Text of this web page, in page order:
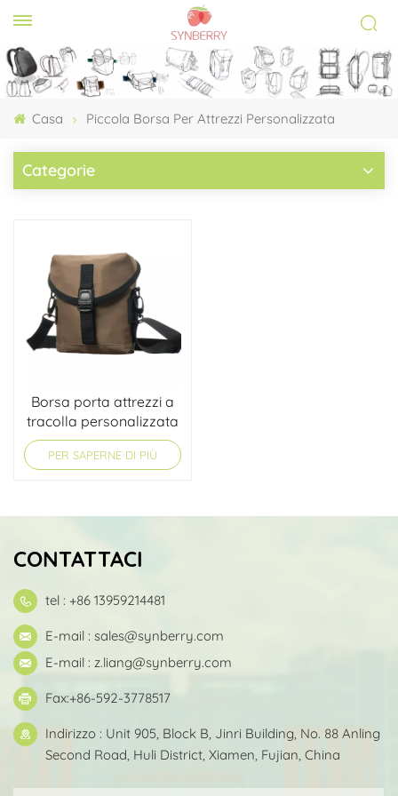
Casa Piccola Borsa Per Attrezzi Personalizzata
Categorie
Borsa porta attrezzi a
tracolla personalizzata
con patta superiore
PER SAPERNE DI PIÙ
CONTATTACI
tel : +86 13959214481
E-mail : sales@synberry.com
E-mail : z.liang@synberry.com
Fax:+86-592-3778517
Indirizzo : Unit 905, Block B, Jinri Building, No. 88 Anling
Second Road, Huli District, Xiamen, Fujian, China